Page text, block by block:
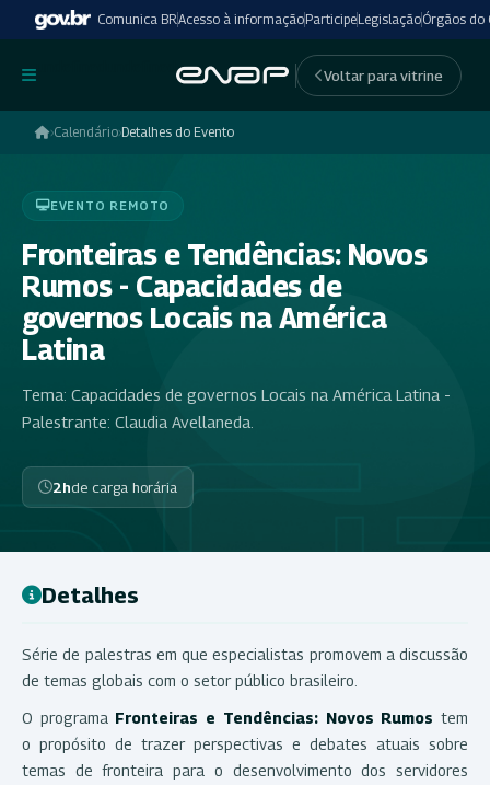
Comunica BRAcesso à informaçãoParticipeLegislaçãoÓrgãos do
Voltar para vitrine
›Calendário›Detalhes do Evento
EVENTO REMOTO
Fronteiras e Tendências: Novos
Rumos - Capacidades de
governos Locais na América
Latina
Tema: Capacidades de governos Locais na América Latina -
Palestrante: Claudia Avellaneda.
2hde carga horária
Detalhes
Série de palestras em que especialistas promovem a discussão
de temas globais com o setor público brasileiro.
O programa Fronteiras e Tendências: Novos Rumos tem
o propósito de trazer perspectivas e debates atuais sobre
temas de fronteira para o desenvolvimento dos servidores